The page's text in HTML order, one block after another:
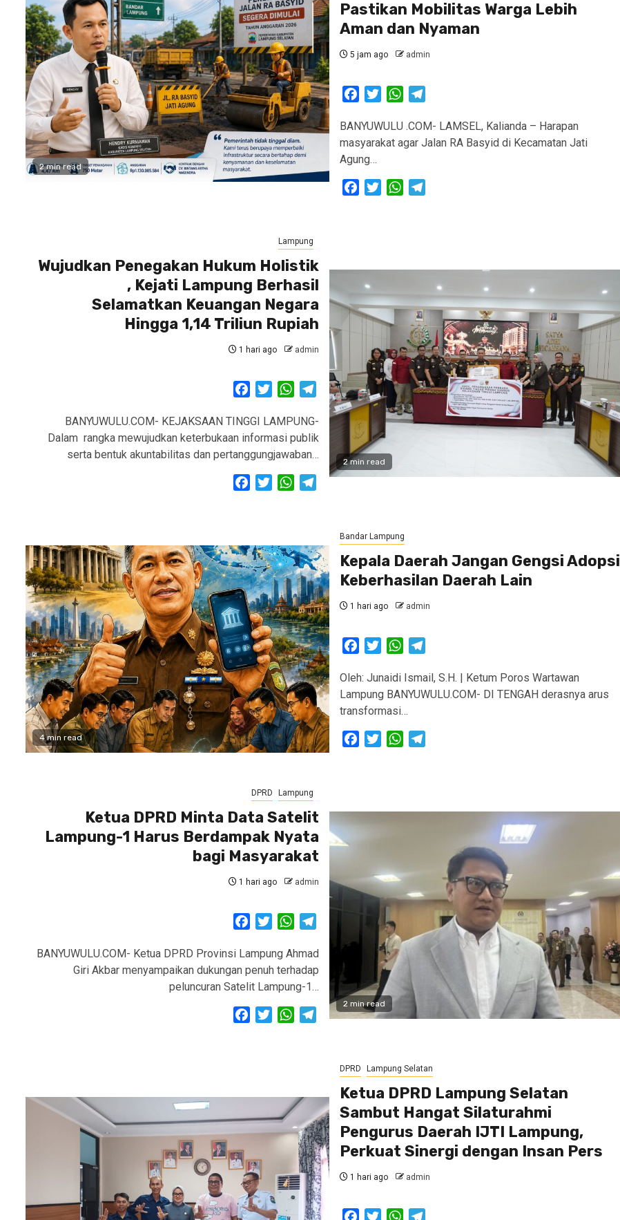
2 min read
Pastikan Mobilitas Warga Lebih
Aman dan Nyaman
5 jam ago admin
FacebookTwitterWhatsApp
BANYUWULU .COM- LAMSEL, Kalianda – Harapan
masyarakat agar Jalan RA Basyid di Kecamatan Jati
Agung…
FacebookTwitterWhatsApp
2 min read
Lampung
Wujudkan Penegakan Hukum Holistik
, Kejati Lampung Berhasil
Selamatkan Keuangan Negara
Hingga 1,14 Triliun Rupiah
1 hari ago admin
FacebookTwitterWhatsApp
Telegram
BANYUWULU.COM- KEJAKSAAN TINGGI LAMPUNG-
Dalam rangka mewujudkan keterbukaan informasi publik
serta bentuk akuntabilitas dan pertanggungjawaban…
FacebookTwitterWhatsApp
4 min read
Bandar Lampung
Kepala Daerah Jangan Gengsi Adopsi
Keberhasilan Daerah Lain
1 hari ago admin
FacebookTwitterWhatsApp
Oleh: Junaidi Ismail, S.H. | Ketum Poros Wartawan
Lampung BANYUWULU.COM- DI TENGAH derasnya arus
transformasi…
FacebookTwitterWhatsApp
2 min read
DPRD Lampung
Ketua DPRD Minta Data Satelit
Lampung-1 Harus Berdampak Nyata
bagi Masyarakat
1 hari ago admin
FacebookTwitterWhatsApp
BANYUWULU.COM- Ketua DPRD Provinsi Lampung Ahmad
Giri Akbar menyampaikan dukungan penuh terhadap
peluncuran Satelit Lampung-1…
FacebookTwitterWhatsApp
Telegram
DPRD Lampung Selatan
Ketua DPRD Lampung Selatan
Sambut Hangat Silaturahmi
Pengurus Daerah IJTI Lampung,
Perkuat Sinergi dengan Insan Pers
1 hari ago admin
FacebookTwitterWhatsApp